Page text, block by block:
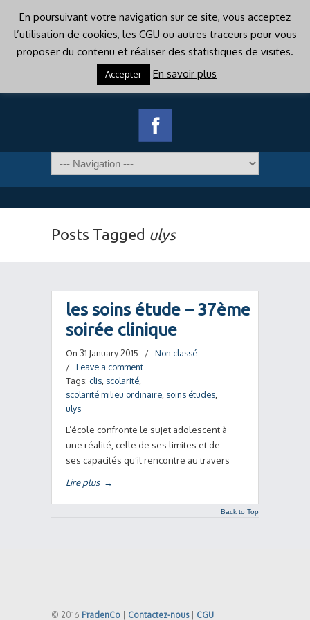
Posts Tagged ulys
les soins étude – 37ème
soirée clinique
On 31 January 2015 /
Non classé
/ Leave a comment
Tags: clis scolarité
scolarité milieu ordinaire soins études
ulys
L’école confronte le sujet adolescent à
une réalité, celle de ses limites et de
ses capacités qu’il rencontre au travers
Lire plus →
Back to Top
© 2016 PradenCo Contactez-nous| CGU
En poursuivant votre navigation sur ce site, vous acceptez
l’utilisation de cookies, les CGU ou autres traceurs pour vous
proposer du contenu et réaliser des statistiques de visites.
Accepter En savoir plus